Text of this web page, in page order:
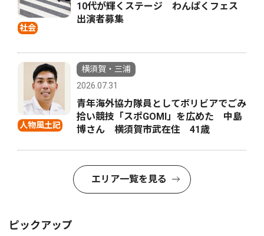
社会
10代が輝くステージ わんぱくフェス
出演者募集
人物風土記
横須賀・三浦
2026.07.31
青年海外協力隊員としてボリビアでごみ
拾い競技「スポGOMI」を広めた 中島
博さん 横須賀市武在住 41歳
エリア一覧を見る
ピックアップ